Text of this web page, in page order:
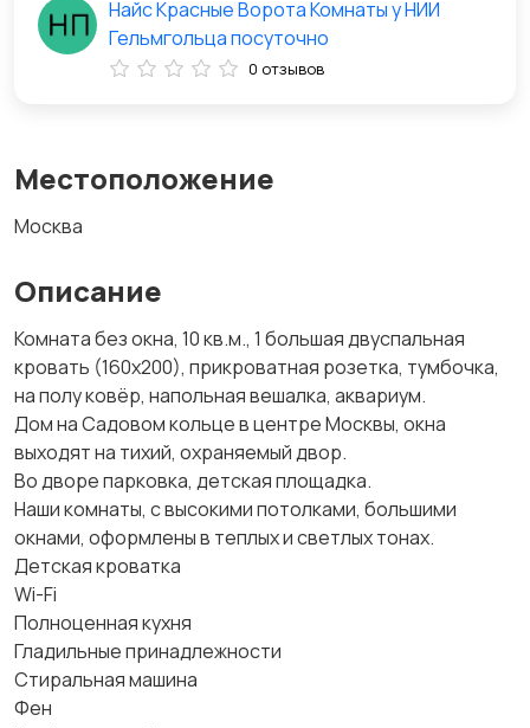
Местоположение
Москва
Описание
Комната без окна, 10 кв.м., 1 большая двуспальная
кровать (160х200), прикроватная розетка, тумбочка,
на полу ковёр, напольная вешалка, аквариум.
Дом на Садовом кольце в центре Москвы, окна
выходят на тихий, охраняемый двор.
Во дворе парковка, детская площадка.
Наши комнаты, с высокими потолками, большими
окнами, оформлены в теплых и светлых тонах.
Детская кроватка
Wi-Fi
Полноценная кухня
Гладильные принадлежности
Стиральная машина
Фен
Найс Красные Ворота Комнаты у НИИ
Гельмгольца посуточно
0 отзывов